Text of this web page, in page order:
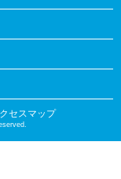
クセスマップ